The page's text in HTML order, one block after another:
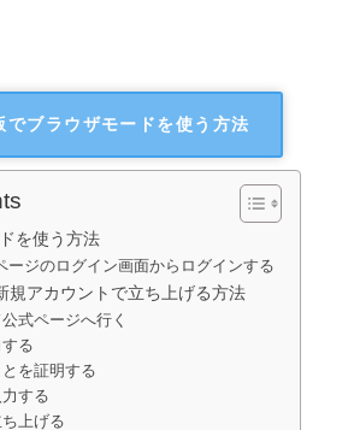
でブラウザモードを使う方法
を使う方法
ージのログイン画面からログインする
規アカウントで立ち上げる方法
式ページへ行く
る
を証明する
する
上げる